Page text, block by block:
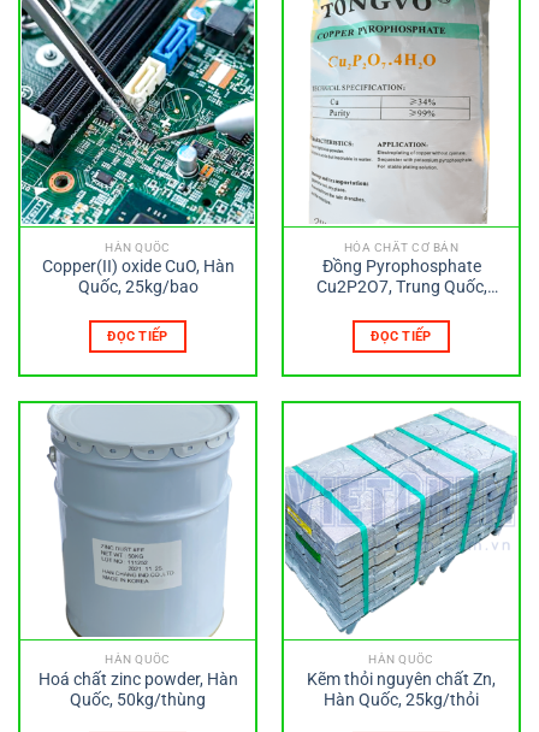
HÀN QUỐC
Copper(II) oxide CuO, Hàn
Quốc, 25kg/bao
ĐỌC TIẾP
HÓA CHẤT CƠ BẢN
Đồng Pyrophosphate
Cu2P2O7, Trung Quốc,
ĐỌC TIẾP
HÀN QUỐC
Hoá chất zinc powder, Hàn
Quốc, 50kg/thùng
HÀN QUỐC
Kẽm thỏi nguyên chất Zn,
Hàn Quốc, 25kg/thỏi